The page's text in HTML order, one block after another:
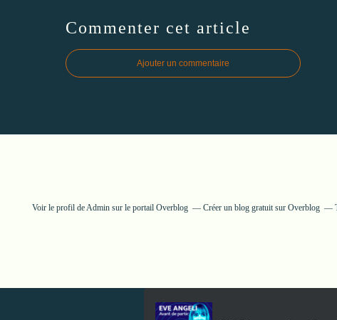
Commenter cet article
Ajouter un commentaire
Voir le profil de Adminsur le portail Overblog Créer un blog gratuit sur Overblog